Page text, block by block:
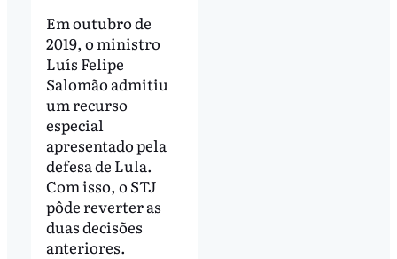
Em outubro de
2019, o ministro
Luís Felipe
Salomão admitiu
um recurso
especial
apresentado pela
defesa de Lula.
Com isso, o STJ
pôde reverter as
duas decisões
anteriores.